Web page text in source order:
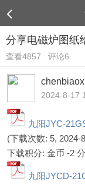
分享电磁炉图纸
查看4857 评论6
2024-8-17
九阳JYC-
(下载次数: 5, 2024-
下载积分: 金币 -2 分
九阳JYCD-